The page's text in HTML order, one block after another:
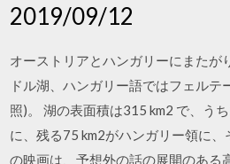
2019/09/12
オーストリアとハンガリーにまたが
ドル湖、ハンガリー語ではフェルテ
照)。 湖の表面積は315 km2 で、う
に、残る75 km2がハンガリー領に、
の映画は、予想外の話の展開のある